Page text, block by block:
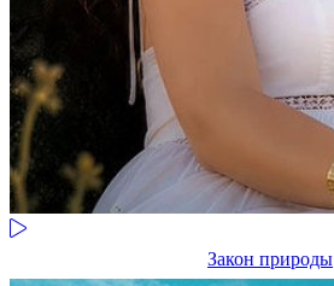
Закон природы